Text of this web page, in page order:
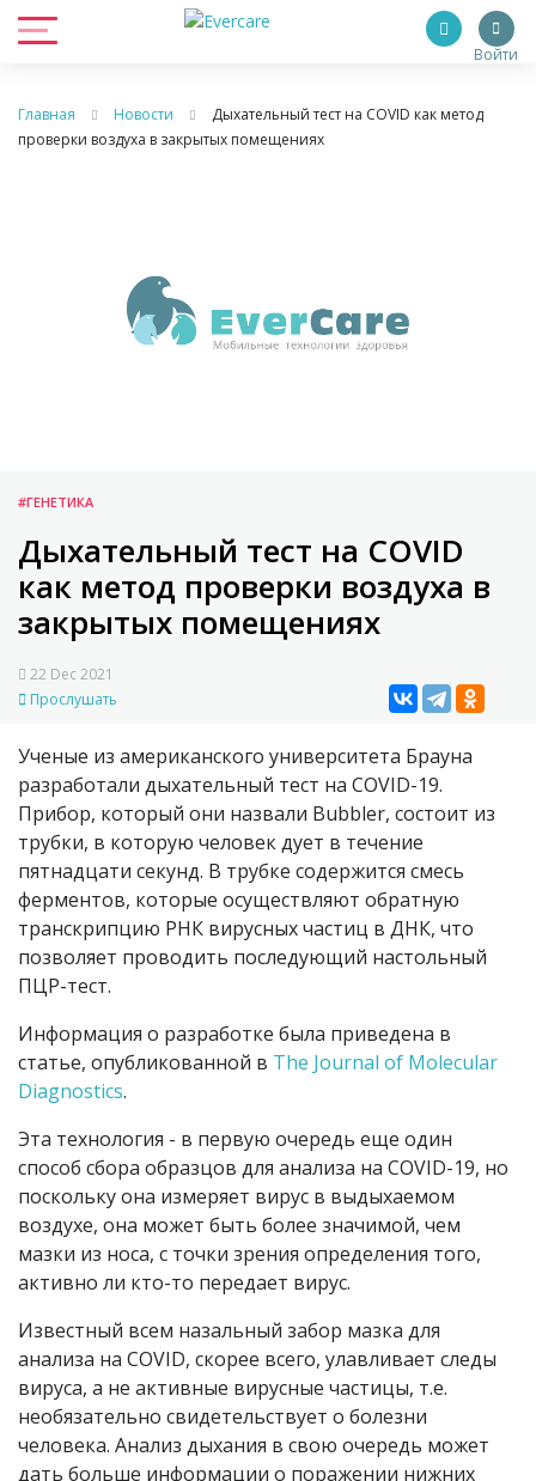
Войти
Главная Новости
Дыхательный тест на COVID как метод
проверки воздуха в закрытых помещениях
#ГЕНЕТИКА
Дыхательный тест на COVID
как метод проверки воздуха в
закрытых помещениях
22 Dec 2021
Прослушать
Ученые из американского университета Брауна
разработали дыхательный тест на COVID-19.
Прибор, который они назвали Bubbler, состоит из
трубки, в которую человек дует в течение
пятнадцати секунд. В трубке содержится смесь
ферментов, которые осуществляют обратную
транскрипцию РНК вирусных частиц в ДНК, что
позволяет проводить последующий настольный
ПЦР-тест.
Информация о разработке была приведена в
статье, опубликованной в The Journal of Molecular
Diagnostics.
Эта технология - в первую очередь еще один
способ сбора образцов для анализа на COVID-19, но
поскольку она измеряет вирус в выдыхаемом
воздухе, она может быть более значимой, чем
мазки из носа, с точки зрения определения того,
активно ли кто-то передает вирус.
Известный всем назальный забор мазка для
анализа на COVID, скорее всего, улавливает следы
вируса, а не активные вирусные частицы, т.е.
необязательно свидетельствует о болезни
человека. Анализ дыхания в свою очередь может
дать больше информации о поражении нижних